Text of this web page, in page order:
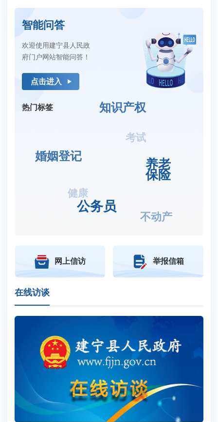
智能问答
欢迎使用建宁县人民政
府门户网站智能问答！
点击进入
热门标签
公务员
婚姻登记
健康
不动产
养老
保险
知识产权
考试
网上信访 举报信箱
在线访谈